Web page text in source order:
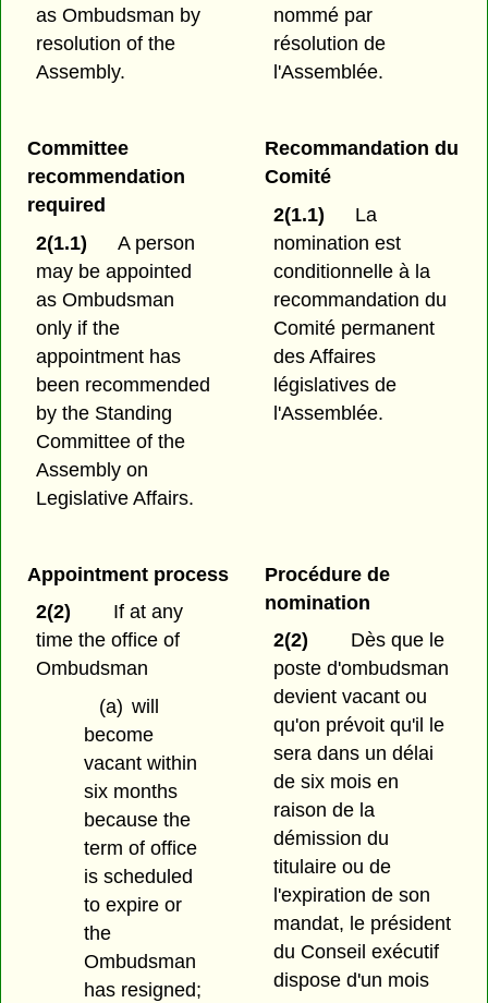
as Ombudsman by
resolution of the
Assembly.
nommé par
résolution de
l'Assemblée.
Committee
recommendation
required
2(1.1)
A person
may be appointed
as Ombudsman
only if the
appointment has
been recommended
by the Standing
Committee of the
Assembly on
Legislative Affairs.
Recommandation du
Comité
2(1.1)
La
nomination est
conditionnelle à la
recommandation du
Comité permanent
des Affaires
législatives de
l'Assemblée.
Appointment process
2(2)
If at any
time the office of
Ombudsman
(a) will
become
vacant within
six months
because the
term of office
is scheduled
to expire or
the
Ombudsman
has resigned;
Procédure de
nomination
2(2)
Dès que le
poste d'ombudsman
devient vacant ou
qu'on prévoit qu'il le
sera dans un délai
de six mois en
raison de la
démission du
titulaire ou de
l'expiration de son
mandat, le président
du Conseil exécutif
dispose d'un mois